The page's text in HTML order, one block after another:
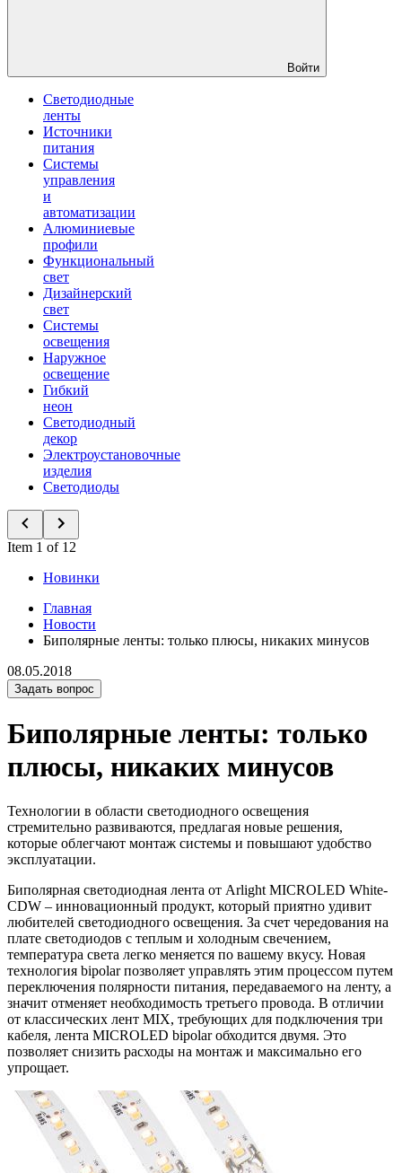
Войти
Светодиодные
ленты
Источники
питания
Системы
управления
и
автоматизации
Алюминиевые
профили
Функциональный
свет
Дизайнерский
свет
Системы
освещения
Наружное
освещение
Гибкий
неон
Светодиодный
декор
Электроустановочные
изделия
Светодиоды
Item 1 of 12
Новинки
Главная
Новости
Биполярные ленты: только плюсы, никаких минусов
08.05.2018
Задать вопрос
Биполярные ленты: только
плюсы, никаких минусов
Технологии в области светодиодного освещения
стремительно развиваются, предлагая новые решения,
которые облегчают монтаж системы и повышают удобство
эксплуатации.
Биполярная светодиодная лента от Arlight MICROLED White-
CDW – инновационный продукт, который приятно удивит
любителей светодиодного освещения. За счет чередования на
плате светодиодов с теплым и холодным свечением,
температура света легко меняется по вашему вкусу. Новая
технология bipolar позволяет управлять этим процессом путем
переключения полярности питания, передаваемого на ленту, а
значит отменяет необходимость третьего провода. В отличии
от классических лент MIX, требующих для подключения три
кабеля, лента MICROLED bipolar обходится двумя. Это
позволяет снизить расходы на монтаж и максимально его
упрощает.